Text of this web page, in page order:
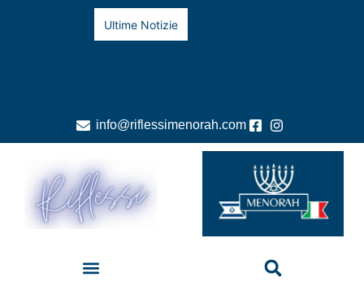
Ultime Notizie
info@riflessimenorah.com